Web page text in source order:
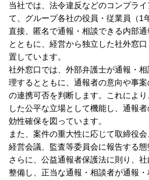
当社では、法令違反などのコンプラ
て、グループ各社の役員・従業員（1
直接、匿名で通報・相談できる内部
とともに、経営から独立した社外窓
置しています。
社外窓口では、外部弁護士が通報・
理するとともに、通報者の意向や事
の連携可否を判断します。これによ
した公平な立場として機能し、通報
効性確保を図っています。
また、案件の重大性に応じて取締役会
経営会議、監査等委員会に報告する態
さらに、公益通報者保護法に則り、
整備し、正当な通報・相談者が通報